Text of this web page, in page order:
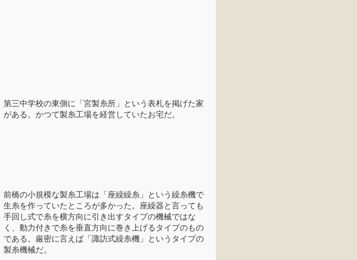
第三中学校の東側に「宮製糸所」という表札を掲げた家
がある。かつて製糸工場を経営していたお宅だ。
前橋の小規模な製糸工場は「座繰繰糸」という繰糸機で
生糸を作っていたところが多かった。座繰器と言っても
手回し式で糸を横方向に引き出すタイプの機械ではな
く、動力付きで糸を垂直方向に巻き上げるタイプのもの
である。厳密に言えば「諏訪式繰糸機」というタイプの
製糸機械だ。